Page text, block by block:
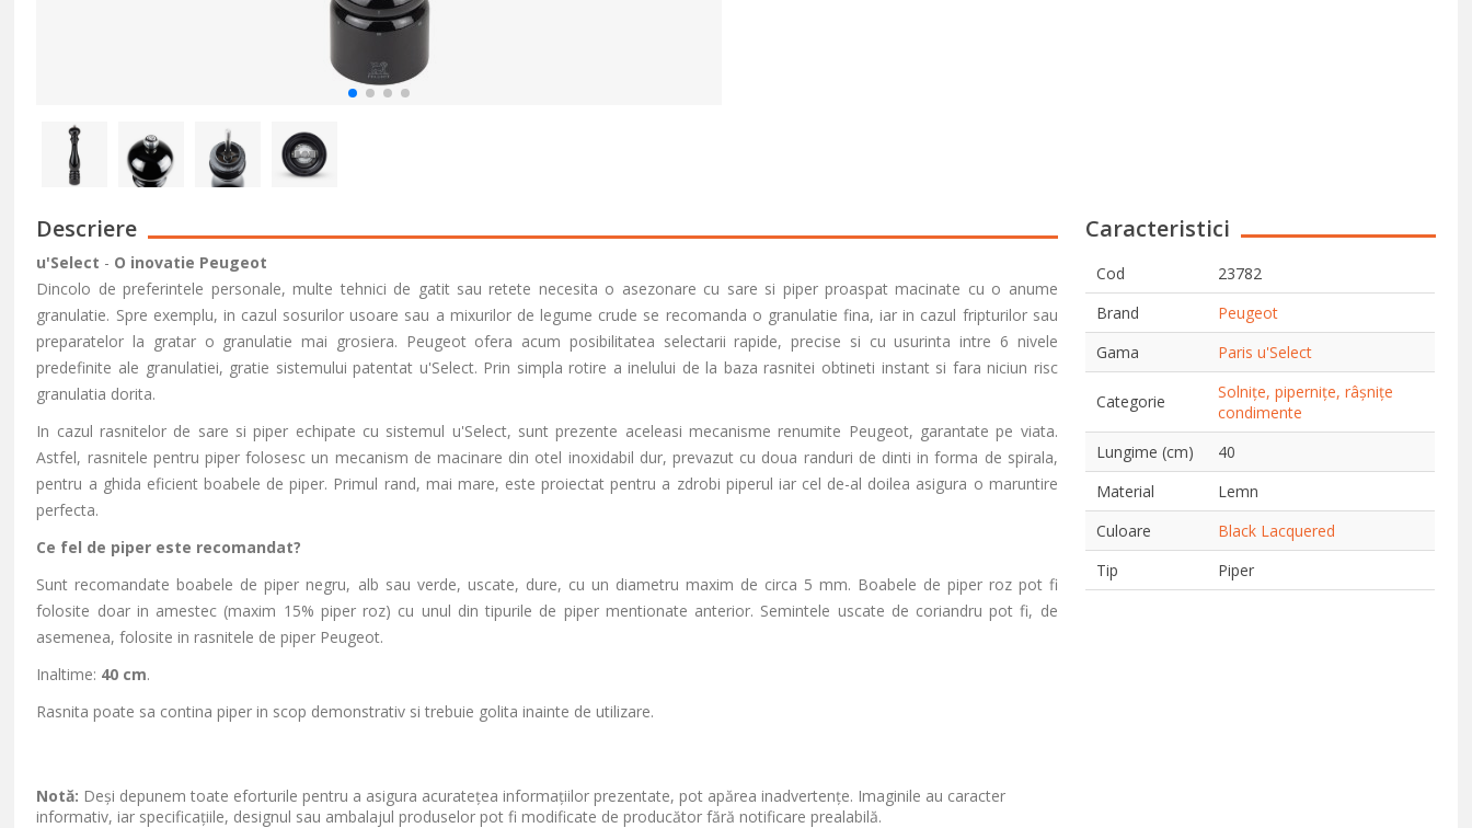
Descriere
u'Select - O inovatie Peugeot
Dincolo de preferintele personale, multe tehnici de gatit sau retete necesita o asezonare cu sare si piper proaspat macinate cu o anume
granulatie. Spre exemplu, in cazul sosurilor usoare sau a mixurilor de legume crude se recomanda o granulatie fina, iar in cazul fripturilor sau
preparatelor la gratar o granulatie mai grosiera. Peugeot ofera acum posibilitatea selectarii rapide, precise si cu usurinta intre 6 nivele
predefinite ale granulatiei, gratie sistemului patentat u'Select. Prin simpla rotire a inelului de la baza rasnitei obtineti instant si fara niciun risc
granulatia dorita.
In cazul rasnitelor de sare si piper echipate cu sistemul u'Select, sunt prezente aceleasi mecanisme renumite Peugeot, garantate pe viata.
Astfel, rasnitele pentru piper folosesc un mecanism de macinare din otel inoxidabil dur, prevazut cu doua randuri de dinti in forma de spirala,
pentru a ghida eficient boabele de piper. Primul rand, mai mare, este proiectat pentru a zdrobi piperul iar cel de-al doilea asigura o maruntire
perfecta.
Ce fel de piper este recomandat?
Sunt recomandate boabele de piper negru, alb sau verde, uscate, dure, cu un diametru maxim de circa 5 mm. Boabele de piper roz pot fi
folosite doar in amestec (maxim 15% piper roz) cu unul din tipurile de piper mentionate anterior. Semintele uscate de coriandru pot fi, de
asemenea, folosite in rasnitele de piper Peugeot.
Inaltime: 40 cm.
Rasnita poate sa contina piper in scop demonstrativ si trebuie golita inainte de utilizare.
Caracteristici
Cod
23782
Brand
Peugeot
Gama
Paris u'Select
Categorie
Solnițe, pipernițe, râșnițe
condimente
Lungime (cm)
40
Material
Lemn
Culoare
Black Lacquered
Tip
Piper
Notă: Deși depunem toate eforturile pentru a asigura acuratețea informațiilor prezentate, pot apărea inadvertențe. Imaginile au caracter
informativ, iar specificațiile, designul sau ambalajul produselor pot fi modificate de producător fără notificare prealabilă.